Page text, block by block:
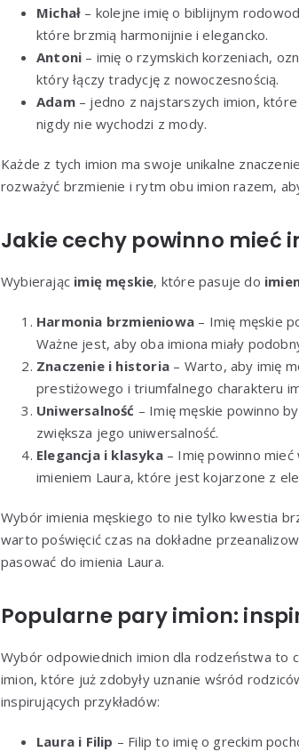
Michał – kolejne imię o biblijnym
które brzmią harmonijnie i elegancko.
Antoni – imię o rzymskich korzeniach,
który łączy tradycję z nowoczesnością.
Adam– jedno z najstarszych imion, które
nigdy nie wychodzi z mody.
Każde z tych imion ma swoje unikalne
rozważyć brzmienie i rytm obu imion razem,
Jakie cechy powinno mieć
Wybierając imię męskie, które pasuje do
Harmonia brzmieniowa – Imię męskie
Ważne jest, aby oba imiona miały
Znaczenie i historia – Warto, aby imię
prestiżowego i triumfalnego charakteru
Uniwersalność – Imię męskie powinno
zwiększa jego uniwersalność.
Elegancja i klasyka– Imię powinno mieć
imieniem Laura, które jest kojarzone z
Wybór imienia męskiego to nie tylko kwestia
warto poświęcić czas na dokładne
pasować do imienia Laura.
Popularne pary imion:
Wybór odpowiednich imion dla rodzeństwa to
imion, które już zdobyły uznanie wśród
inspirujących przykładów:
Laura i Filip – Filip to imię o greckim